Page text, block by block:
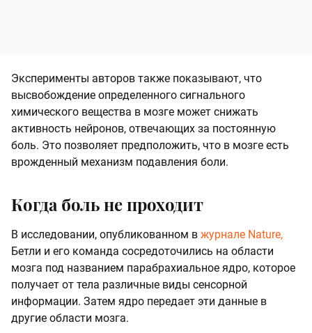
Эксперименты авторов также показывают, что
высвобождение определенного сигнального
химического вещества в мозге может снижать
активность нейронов, отвечающих за постоянную
боль. Это позволяет предположить, что в мозге есть
врожденный механизм подавления боли.
Когда боль не проходит
В исследовании, опубликованном в журнале Nature,
Бетли и его команда сосредоточились на области
мозга под названием парабрахиальное ядро, которое
получает от тела различные виды сенсорной
информации. Затем ядро передает эти данные в
другие области мозга.